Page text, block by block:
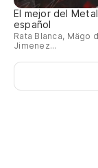
El mejor del
español
Rata Blanca, Mägo
Jimenez...